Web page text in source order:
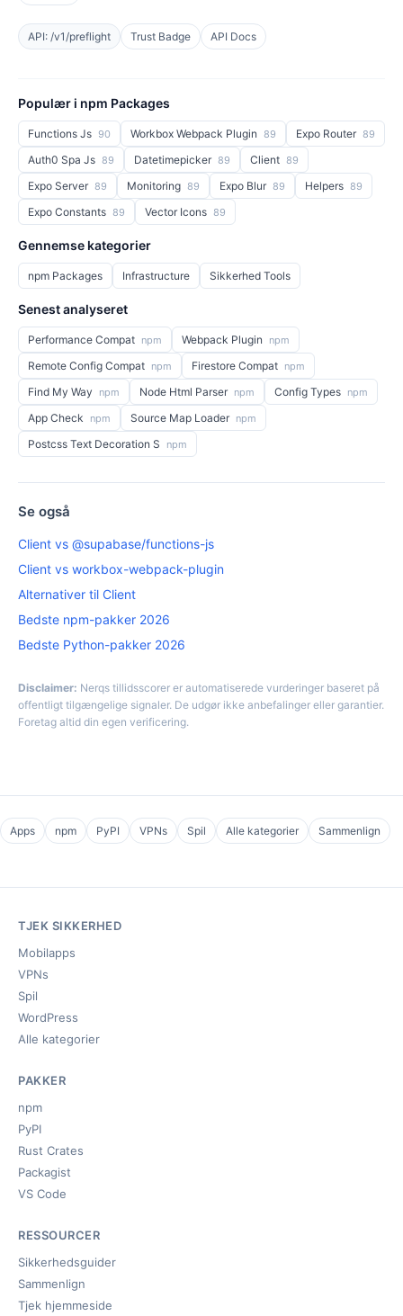
API: /v1/preflight Trust Badge API Docs
Populær i npm Packages
Functions Js 90 Workbox Webpack Plugin 89 Expo Router 89
Auth0 Spa Js 89 Datetimepicker 89 Client 89
Expo Server 89 Monitoring 89 Expo Blur 89 Helpers 89
Expo Constants 89 Vector Icons 89
Gennemse kategorier
npm Packages Infrastructure Sikkerhed Tools
Senest analyseret
Performance Compat npm Webpack Plugin npm
Remote Config Compat npm Firestore Compat npm
Find My Way npm Node Html Parser npm Config Types npm
App Check npm Source Map Loader npm
Postcss Text Decoration S npm
Se også
Client vs @supabase/functions-js
Client vs workbox-webpack-plugin
Alternativer til Client
Bedste npm-pakker 2026
Bedste Python-pakker 2026
Disclaimer: Nerqs tillidsscorer er automatiserede vurderinger baseret på
offentligt tilgængelige signaler. De udgør ikke anbefalinger eller garantier.
Foretag altid din egen verificering.
Apps npm PyPI VPNs Spil Alle kategorier Sammenlign
TJEK SIKKERHED
Mobilapps
VPNs
Spil
WordPress
Alle kategorier
PAKKER
npm
PyPI
Rust Crates
Packagist
VS Code
RESSOURCER
Sikkerhedsguider
Sammenlign
Tjek hjemmeside